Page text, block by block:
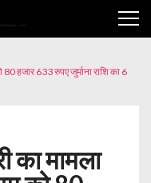
हजार 633 रुपए जुर्माना राशि का 6
का मामला